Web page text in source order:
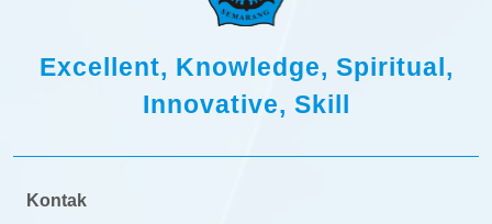
Excellent, Knowledge, Spiritual,
Innovative, Skill
Kontak